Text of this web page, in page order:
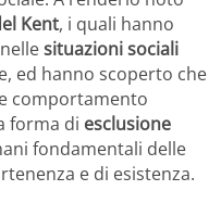
Kent, i quali hanno
nellesituazioni sociali
ed hanno scoperto che
comportamento
forma di esclusione
fondamentali delle
e di esistenza.